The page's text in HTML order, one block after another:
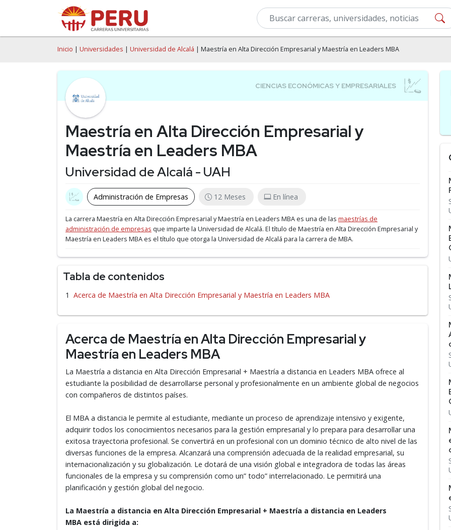
Inicio | Universidades | Universidad de Alcalá | Maestría en Alta Dirección Empresarial y Maestría en Leaders MBA
Maestría en Alta Dirección Empresarial y
Maestría en Leaders MBA
Universidad de Alcalá - UAH
Administración de Empresas 12 Meses En línea
La carrera Maestría en Alta Dirección Empresarial y Maestría en Leaders MBA es una de las maestrías de
administración de empresas que imparte la Universidad de Alcalá. El título de Maestría en Alta Dirección Empresarial y
Maestría en Leaders MBA es el título que otorga la Universidad de Alcalá para la carrera de MBA.
Tabla de contenidos
Acerca de Maestría en Alta Dirección Empresarial y Maestría en Leaders MBA
Acerca de Maestría en Alta Dirección Empresarial y
Maestría en Leaders MBA
La Maestría a distancia en Alta Dirección Empresarial + Maestría a distancia en Leaders MBA ofrece al
estudiante la posibilidad de desarrollarse personal y profesionalmente en un ambiente global de negocios
con compañeros de distintos países.
El MBA a distancia le permite al estudiante, mediante un proceso de aprendizaje intensivo y exigente,
adquirir todos los conocimientos necesarios para la gestión empresarial y lo prepara para desarrollar una
exitosa trayectoria profesional. Se convertirá en un profesional con un dominio técnico de alto nivel de las
diversas funciones de la empresa. Alcanzará una comprensión adecuada de la realidad empresarial, su
internacionalización y su globalización. Le dotará de una visión global e integradora de todas las áreas
funcionales de la empresa y su comprensión como un” todo” interrelacionado. Le permitirá una
planificación y gestión global del negocio.
La Maestría a distancia en Alta Dirección Empresarial + Maestría a distancia en Leaders
MBA está dirigida a: